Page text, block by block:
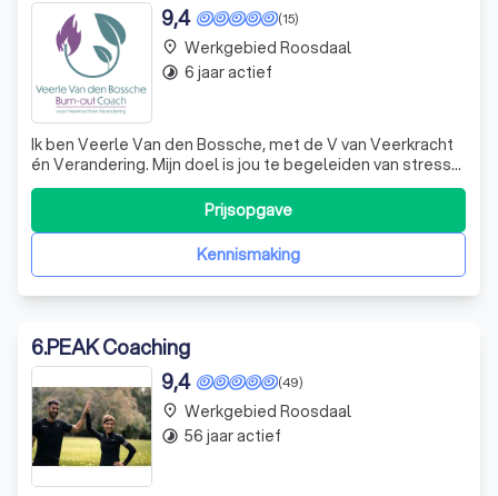
(15)
9,4
Ik ben Veerle Van den Bossche, met de V van Veerkracht
én Verandering. Mijn doel is jou te begeleiden van stress
en burn-out naar Veerkrachtig in het leven te staan.
Daarvoor is Verandering nodig.
Kennismaking
Prijsopgave
place Werkgebied Roosdaal
timelapse 6 jaar actief
6.PEAK Coaching
(49)
9,4
place Werkgebied Roosdaal
timelapse 56 jaar actief